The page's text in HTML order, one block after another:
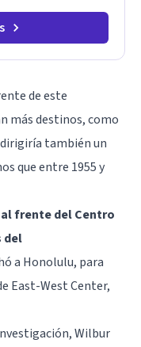
de este
más destinos, como
dirigiría también un
que entre 1955 y
frente del Centro
del
a Honolulu, para
East-West Center,
Wilbur